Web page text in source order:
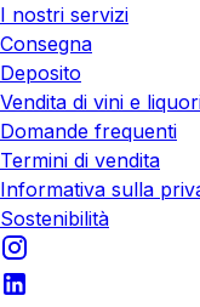
I nostri servizi
Consegna
Deposito
Vendita di vini e
Domande frequenti
Termini di vendita
Informativa sulla
Sostenibilità